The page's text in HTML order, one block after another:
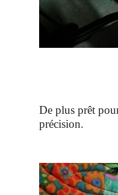
De plus prêt
précision.